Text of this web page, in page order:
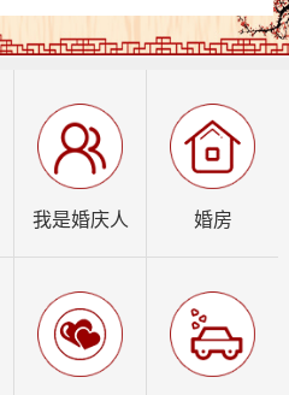
我是婚庆人 婚房